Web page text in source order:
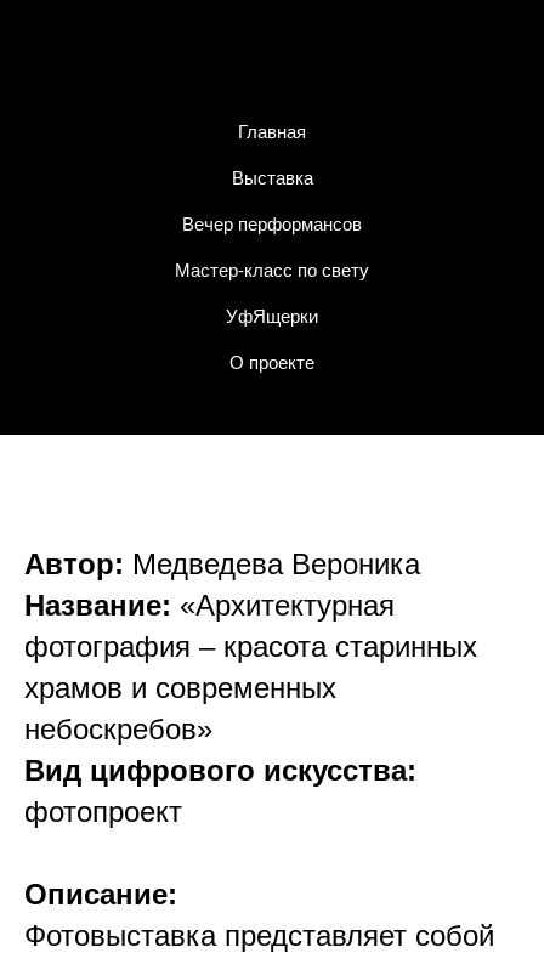
Главная
Выставка
Вечер перформансов
Мастер-класс по свету
УфЯщерки
О проекте
Автор: Медведева Вероника
Название: «Архитектурная
фотография – красота старинных
храмов и современных
небоскребов»
Вид цифрового искусства:
фотопроект
Описание:
Фотовыставка представляет собой